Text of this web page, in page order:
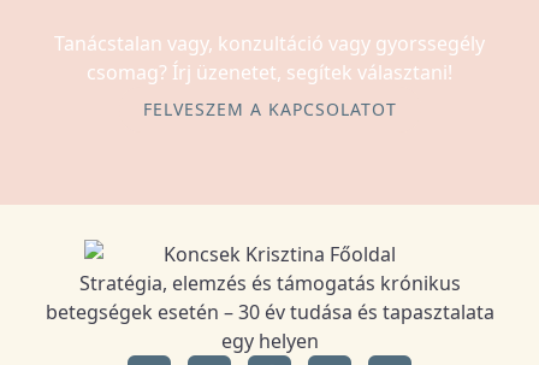
Tanácstalan vagy, konzultáció vagy gyorssegély
csomag? Írj üzenetet, segítek választani!
FELVESZEM A KAPCSOLATOT
Stratégia, elemzés és támogatás krónikus
betegségek esetén – 30 év tudása és tapasztalata
egy helyen